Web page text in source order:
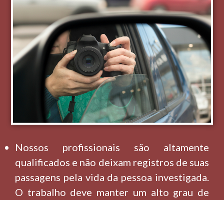
Nossos profissionais são altamente
qualificados e não deixam registros de suas
passagens pela vida da pessoa investigada.
O trabalho deve manter um alto grau de